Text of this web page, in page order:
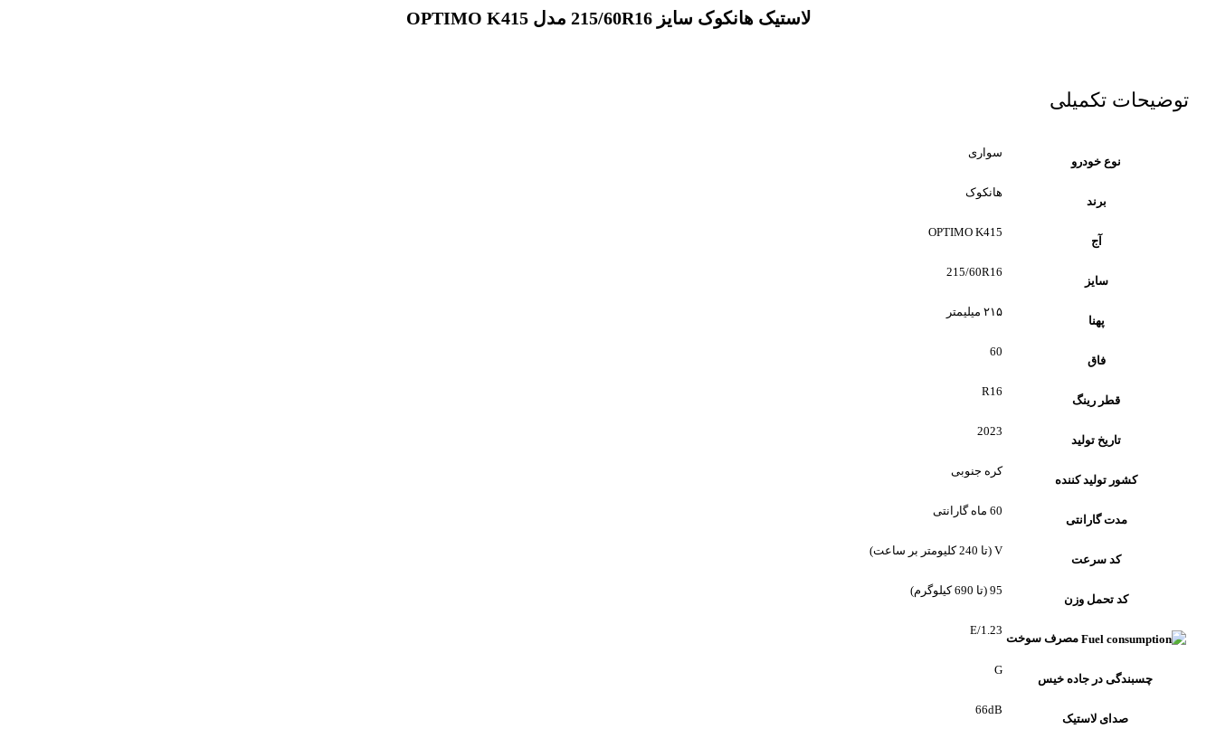
لاستیک هانکوک سایز 215/60R16 مدل OPTIMO K415
توضیحات تکمیلی
نوع خودرو
سواری
برند
هانکوک
آج
OPTIMO K415
سایز
215/60R16
پهنا
۲۱۵ میلیمتر
فاق
60
قطر رینگ
R16
تاریخ تولید
2023
کشور تولید کننده
کره جنوبی
مدت گارانتی
60 ماه گارانتی
کد سرعت
V (تا 240 کلیومتر بر ساعت)
کد تحمل وزن
95 (تا 690 کیلوگرم)
مصرف سوخت
1.23/E
چسبندگی در جاده خیس
G
صدای لاستیک
66dB